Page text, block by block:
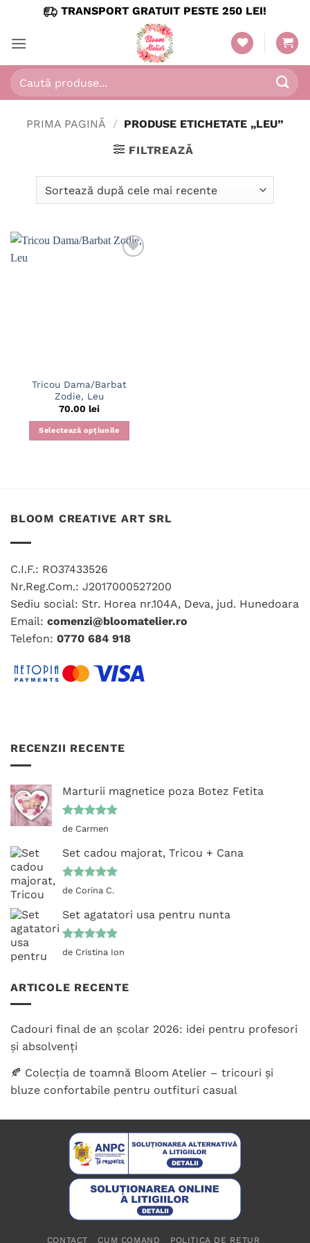
content
TRANSPORT GRATUIT PESTE 250 LEI!
Caută
după:
PRIMA PAGINĂ / PRODUSE ETICHETATE „LEU”
FILTREAZĂ
Tricou Dama/Barbat
Zodie, Leu
70.00 lei
Selectează opțiunile
variații.
fi
în
pagina
produsului.
BLOOM CREATIVE ART SRL
C.I.F.: RO37433526
Nr.Reg.Com.: J2017000527200
Sediu social: Str. Horea nr.104A, Deva, jud. Hunedoara
Email: comenzi@bloomatelier.ro
Telefon: 0770 684 918
RECENZII RECENTE
Marturii magnetice poza Botez Fetita
Evaluat la
de Carmen
Set cadou majorat, Tricou + Cana
Evaluat la
de Corina C.
Set agatatori usa pentru nunta
Evaluat la
de Cristina Ion
ARTICOLE RECENTE
Cadouri final de an școlar 2026: idei pentru profesori
și absolvenți
🍂 Colecția de toamnă Bloom Atelier – tricouri și
bluze confortabile pentru outfituri casual
CONTACT CUM COMAND POLITICA DE RETUR